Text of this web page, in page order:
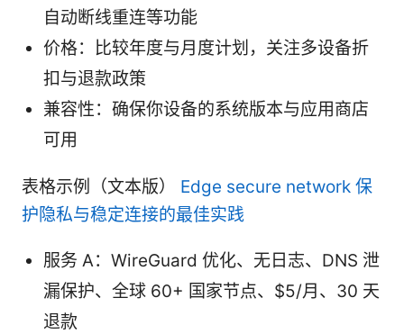
自动断线重连等功能
价格：比较年度与月度计划，关注多设备折
扣与退款政策
兼容性：确保你设备的系统版本与应用商店
可用
表格示例（文本版） Edge secure network 保
护隐私与稳定连接的最佳实践
服务 A：WireGuard 优化、无日志、DNS 泄
漏保护、全球 60+ 国家节点、$5/月、30 天
退款